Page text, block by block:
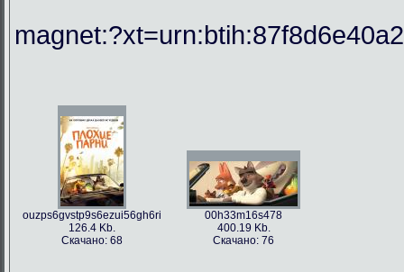
ouzps6gvstp9s6ezui56gh6ri
126.4 Kb.
Скачано: 68
00h33m16s478
400.19 Kb.
Скачано: 76